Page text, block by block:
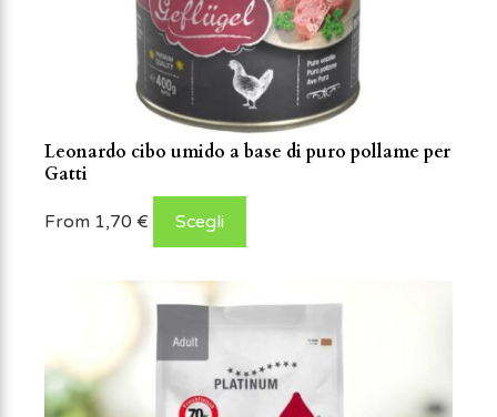
Leonardo cibo umido a base di puro pollame per
Gatti
From 1,70 € Scegli